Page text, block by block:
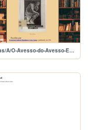
obras/A/O-Avesso-do-Avesso-Entre-Gregos-e-Troianos